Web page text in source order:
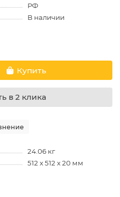
РФ
В наличии
Купить
в 2 клика
24.06 кг
512 x 512 x 20 мм